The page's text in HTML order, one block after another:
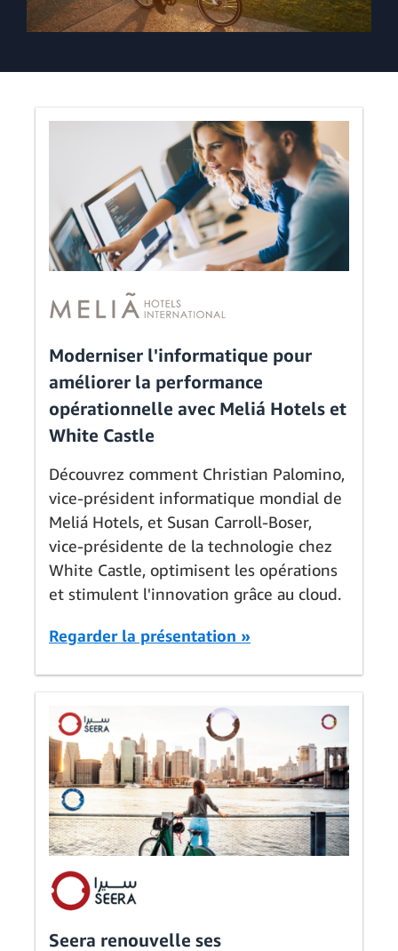
Moderniser l'informatique pour
améliorer la performance
opérationnelle avec Meliá Hotels et
White Castle
Découvrez comment Christian Palomino,
vice-président informatique mondial de
Meliá Hotels, et Susan Carroll-Boser,
vice-présidente de la technologie chez
White Castle, optimisent les opérations
et stimulent l'innovation grâce au cloud.
Regarder la présentation »
Seera renouvelle ses